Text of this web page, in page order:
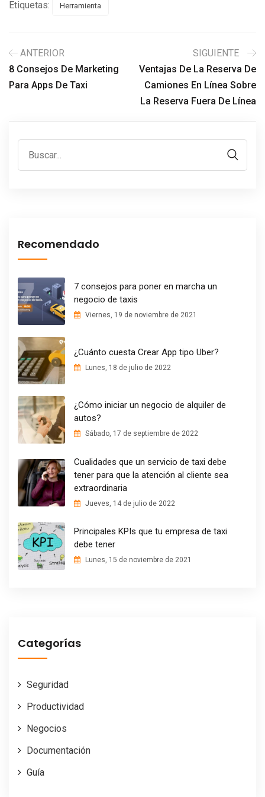
Etiquetas: Herramienta
ANTERIOR
8 Consejos De Marketing
Para Apps De Taxi
SIGUIENTE
Ventajas De La Reserva De
Camiones En Línea Sobre
La Reserva Fuera De Línea
Recomendado
7 consejos para poner en marcha un
negocio de taxis
Viernes, 19 de noviembre de 2021
¿Cuánto cuesta Crear App tipo Uber?
Lunes, 18 de julio de 2022
¿Cómo iniciar un negocio de alquiler de
autos?
Sábado, 17 de septiembre de 2022
Cualidades que un servicio de taxi debe
tener para que la atención al cliente sea
extraordinaria
Jueves, 14 de julio de 2022
Principales KPIs que tu empresa de taxi
debe tener
Lunes, 15 de noviembre de 2021
Categorías
Seguridad
Productividad
Negocios
Documentación
Guía